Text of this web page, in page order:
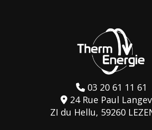
03 20 61 11 61
24 Rue Paul
ZI du Hellu, 59260